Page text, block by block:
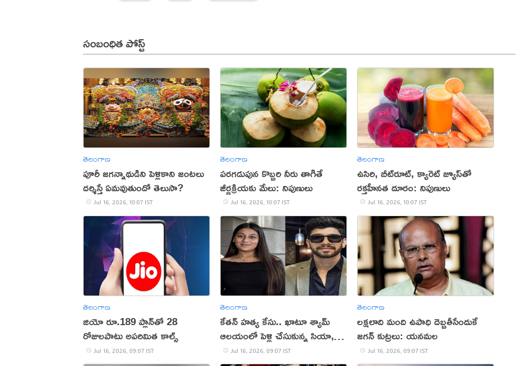
సంబంధిత పోస్ట్
తెలంగాణ
పూరీ జగన్నాథుడిని పెళ్లికాని జంటలు
దర్శిస్తే ఏమవుతుందో తెలుసా?
Jul 16, 2026, 10:07 IST
తెలంగాణ
పరగడుపున కొబ్బరి నీరు తాగితే
జీర్ణక్రియకు మేలు: నిపుణులు
Jul 16, 2026, 10:07 IST
తెలంగాణ
ఉసిరి, బీట్‌రూట్, క్యారెట్ జ్యూస్‌తో
రక్తహీనత దూరం: నిపుణులు
Jul 16, 2026, 10:07 IST
తెలంగాణ
జియో రూ.189 ప్లాన్‌తో 28
రోజులపాటు అపరిమిత కాల్స్
Jul 16, 2026, 09:07 IST
తెలంగాణ
కేతన్ హత్య కేసు.. ఖాటూ శ్యామ్
ఆలయంలో పెళ్లి చేసుకున్న సియా,
చేతన్‌!
Jul 16, 2026, 09:07 IST
తెలంగాణ
లక్షలాది మంది ఉపాధి దెబ్బతీసేందుకే
జగన్ కుట్రలు: యనమల
Jul 16, 2026, 09:07 IST